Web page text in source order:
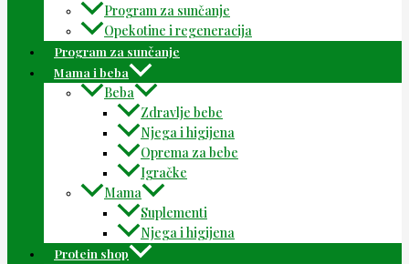
Program za sunčanje
Opekotine i regeneracija
Program za sunčanje
Mama i beba
Beba
Zdravlje bebe
Njega i higijena
Oprema za bebe
Igračke
Mama
Suplementi
Njega i higijena
Protein shop